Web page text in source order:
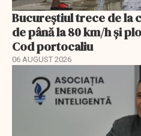
Bucureștiul trece de la
de până la 80 km/h și
Cod portocaliu
06 AUGUST 2026